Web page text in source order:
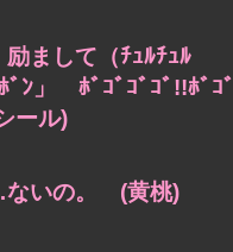
まして（ﾁｭﾙﾁｭﾙ
ﾞﾝ」 ﾎﾞｺﾞｺﾞｺﾞ!!ﾎﾞｺﾞ
ール)
いの。 (黄桃)